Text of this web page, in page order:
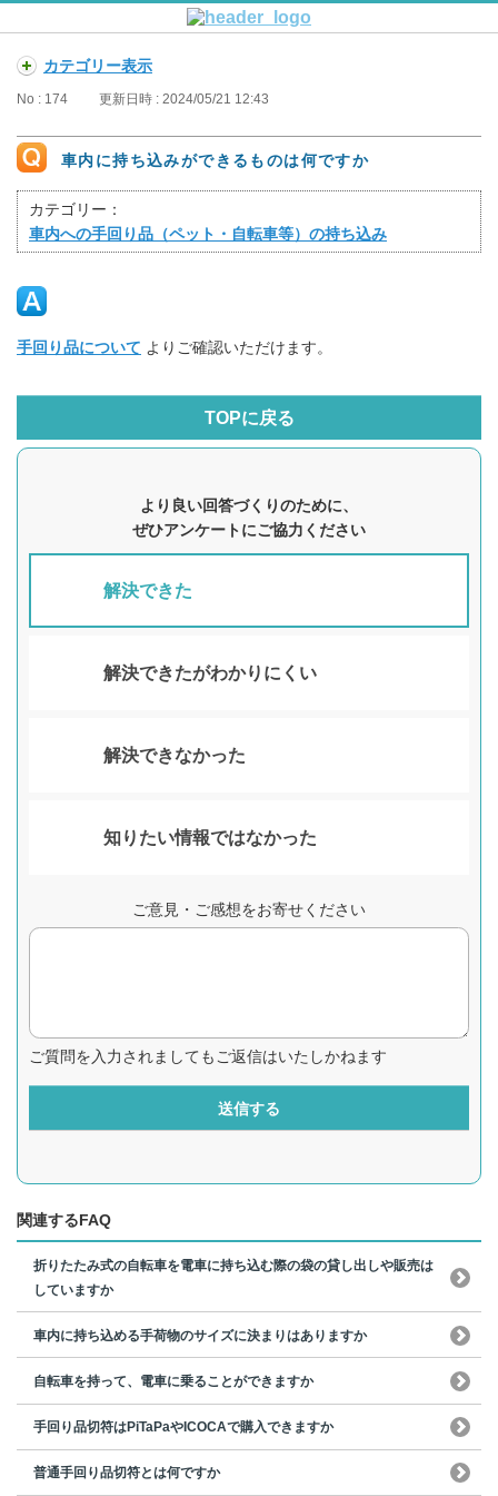
カテゴリー表示
No : 174 更新日時 : 2024/05/21 12:43
車内に持ち込みができるものは何ですか
カテゴリー：
車内への手回り品（ペット・自転車等）の持ち込み
手回り品について よりご確認いただけます。
TOPに戻る
より良い回答づくりのために、
ぜひアンケートにご協力ください
解決できた
解決できたがわかりにくい
解決できなかった
知りたい情報ではなかった
ご意見・ご感想をお寄せください
ご質問を入力されましてもご返信はいたしかねます
送信する
関連するFAQ
折りたたみ式の自転車を電車に持ち込む際の袋の貸し出しや販売は
していますか
車内に持ち込める手荷物のサイズに決まりはありますか
自転車を持って、電車に乗ることができますか
手回り品切符はPiTaPaやICOCAで購入できますか
普通手回り品切符とは何ですか